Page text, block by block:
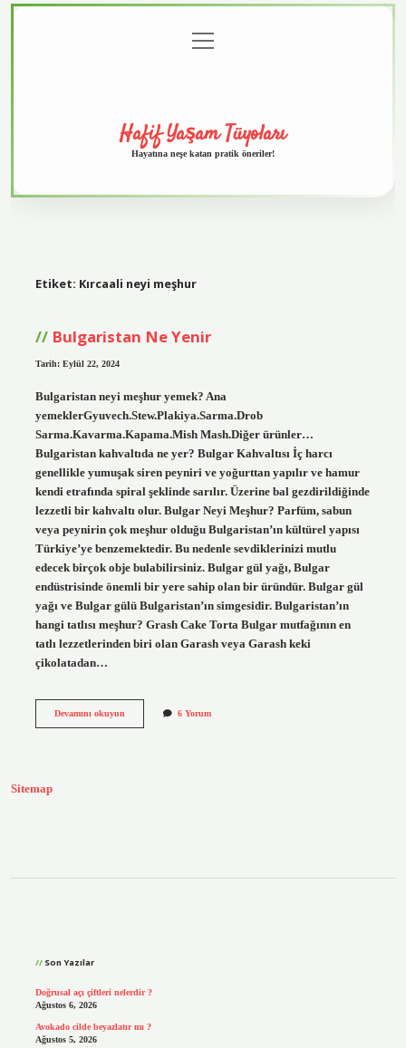
menüyü
aç
Hafif Yaşam Tüyoları
Hayatına neşe katan pratik öneriler!
Etiket: Kırcaali neyi meşhur
Bulgaristan Ne Yenir
Tarih: Eylül 22, 2024
Bulgaristan neyi meşhur yemek? Ana
yemeklerGyuvech.Stew.Plakiya.Sarma.Drob
Sarma.Kavarma.Kapama.Mish Mash.Diğer ürünler…
Bulgaristan kahvaltıda ne yer? Bulgar Kahvaltısı İç harcı
genellikle yumuşak siren peyniri ve yoğurttan yapılır ve hamur
kendi etrafında spiral şeklinde sarılır. Üzerine bal gezdirildiğinde
lezzetli bir kahvaltı olur. Bulgar Neyi Meşhur? Parfüm, sabun
veya peynirin çok meşhur olduğu Bulgaristan’ın kültürel yapısı
Türkiye’ye benzemektedir. Bu nedenle sevdiklerinizi mutlu
edecek birçok obje bulabilirsiniz. Bulgar gül yağı, Bulgar
endüstrisinde önemli bir yere sahip olan bir üründür. Bulgar gül
yağı ve Bulgar gülü Bulgaristan’ın simgesidir. Bulgaristan’ın
hangi tatlısı meşhur? Grash Cake Torta Bulgar mutfağının en
tatlı lezzetlerinden biri olan Garash veya Garash keki
çikolatadan…
Devamını okuyunBulgaristan
6 Yorum
Sitemap
Son Yazılar
Doğrusal açı çiftleri nelerdir ?
Ağustos 6, 2026
Avokado cilde beyazlatır mı ?
Ağustos 5, 2026